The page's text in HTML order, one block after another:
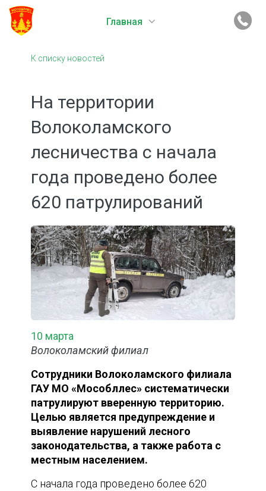
Главная
К списку новостей
На территории
Волоколамского
лесничества с начала
года проведено более
620 патрулирований
10 марта
Волоколамский филиал
Сотрудники Волоколамского филиала
ГАУ МО «Мособллес» систематически
патрулируют вверенную территорию.
Целью является предупреждение и
выявление нарушений лесного
законодательства, а также работа с
местным населением.
С начала года проведено более 620